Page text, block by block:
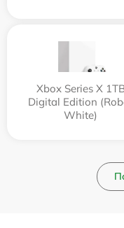
Xbox Series X
Digital Edition
White)